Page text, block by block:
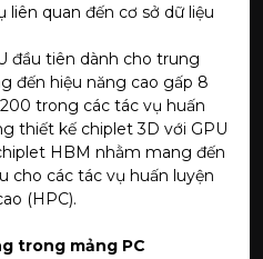
quan đến cơ sở dữ liệu
đầu tiên dành cho trung
đến hiệu năng cao gấp 8
trong các tác vụ huấn
thiết kế chiplet 3D với GPU
HBM nhằm mang đến
cho các tác vụ huấn luyện
(HPC).
trong mảng PC